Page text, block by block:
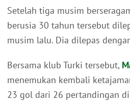
Setelah tiga musim
berusia 30 tahun tersebut
musim lalu. Dia dilepas
Bersama klub Turki tersebut,
menemukan kembali
23 gol dari 26 pertandingan